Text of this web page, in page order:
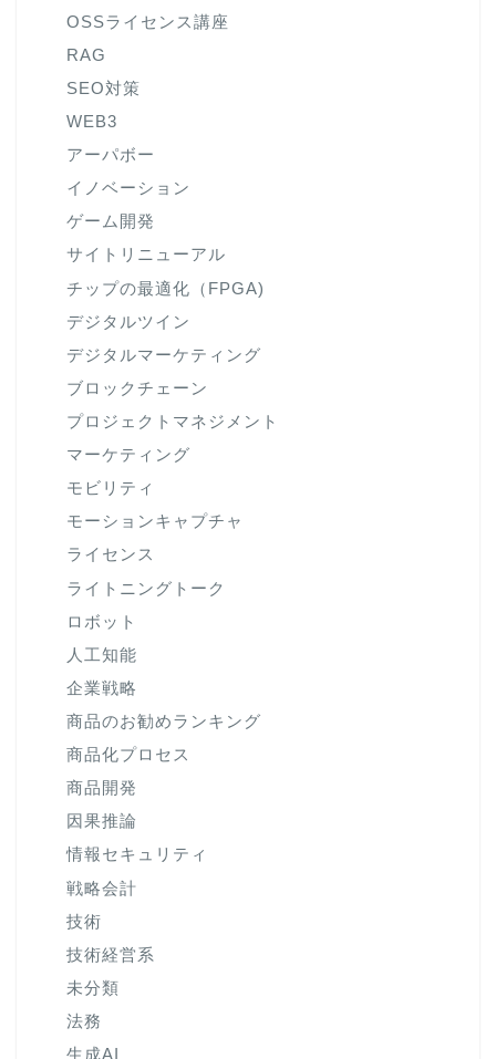
OSSライセンス講座
RAG
SEO対策
WEB3
アーパボー
イノベーション
ゲーム開発
サイトリニューアル
チップの最適化（FPGA)
デジタルツイン
デジタルマーケティング
ブロックチェーン
プロジェクトマネジメント
マーケティング
モビリティ
モーションキャプチャ
ライセンス
ライトニングトーク
ロボット
人工知能
企業戦略
商品のお勧めランキング
商品化プロセス
商品開発
因果推論
情報セキュリティ
戦略会計
技術
技術経営系
未分類
法務
生成AI